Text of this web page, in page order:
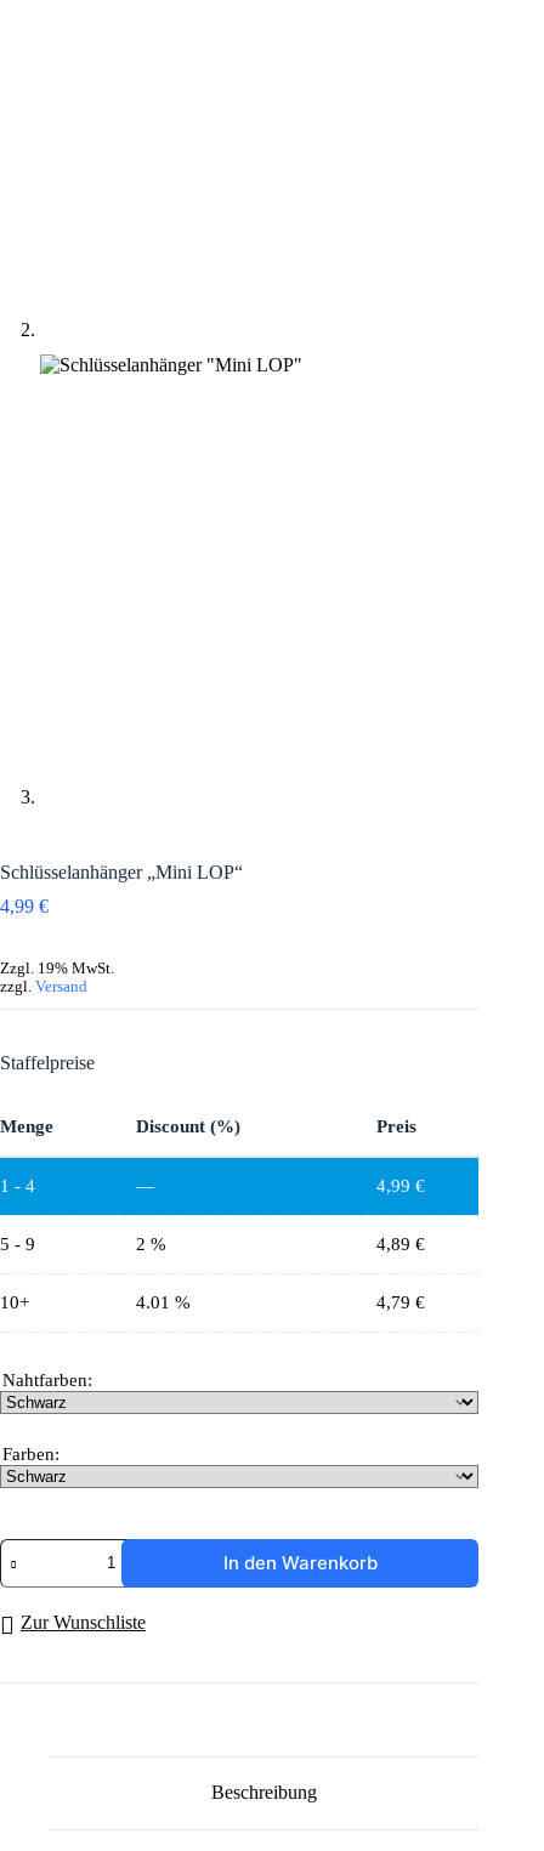
Schlüsselanhänger „Mini LOP“
4,99 €
Zzgl. 19% MwSt.
zzgl. Versand
Staffelpreise
Menge Discount (%) Preis
1 - 4 — 4,99 €
5 - 9 2 % 4,89 €
10+ 4.01 % 4,79 €
Nahtfarben:
Farben:
Schlüsselanhänger
"Mini
LOP"
In den Warenkorb
Zur Wunschliste
Beschreibung